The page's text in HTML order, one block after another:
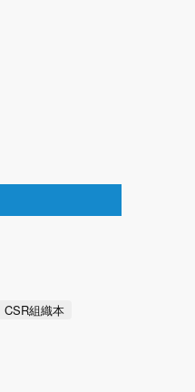
CSR組織本